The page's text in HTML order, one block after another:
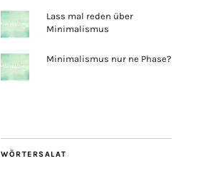
Lass mal reden über
Minimalismus
Minimalismus nur ne Phase?
WÖRTERSALAT